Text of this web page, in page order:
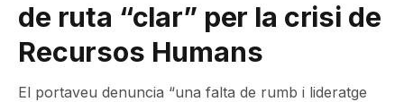
de ruta “clar” per la crisi de
Recursos Humans
El portaveu denuncia “una falta de rumb i lideratge